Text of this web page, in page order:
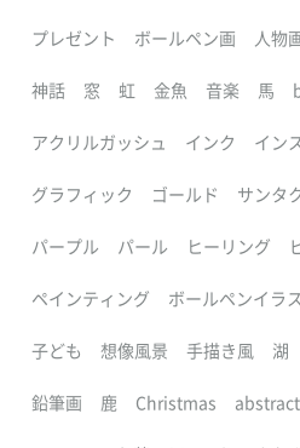
プレゼント ボールペン画 人物
神話 窓 虹 金魚 音楽 馬
アクリルガッシュ インク イン
グラフィック ゴールド サンタ
パープル パール ヒーリング
ペインティング ボールペンイラ
子ども 想像風景 手描き風 湖
鉛筆画 鹿 Christmas abstract